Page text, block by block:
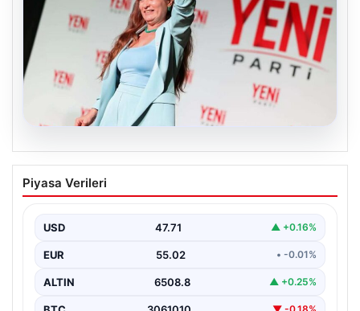
Yeni Parti Manisa İl Başkanı İlksen
Özalper Rüşvet Soruşturması
Manisa'da yürütülen önemli bir rüşvet soruşturmasında
Piyasa Verileri
USD 47.71 ▲ +0.16%
EUR 55.02 • -0.01%
ALTIN 6508.8 ▲ +0.25%